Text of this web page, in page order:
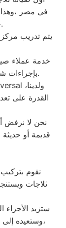
خدمة تلبي جميع توقعات عملائنا.
يتم تدريب
خدمة عملاء
بإجراءات شركتنا ولديهم خلفية كاملة في خدمة العملاء.
القدرة على
نحن لا نرفض
قديمة أو
نقوم
ثلاجات
ستزيد الأجزاء
،وستعيده